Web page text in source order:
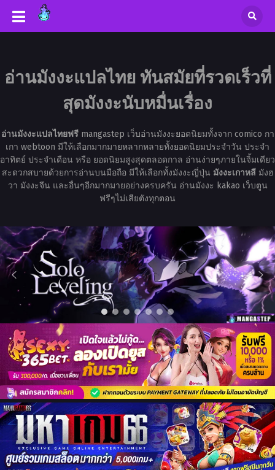
อ่านมังงะแปลไทย ทันสมัยที่รวดเร็วที่
สุดมังงะนับหมื่นเรื่อง
อ่านมังงะแปลไทยฟรีmangastep เว็บอ่านมังงะยอดนิยมทั้งจาก comico กา
เกา webtoon มีให้เลือกมากมายหลากหลายทั้งยอดนิยมประจำวัน ประจำ
อาทิตย์ ประจำเดือน หรือ ยอดนิยมสูงสุดตลอดกาล อ่านง่ายๆภายในจิ้มเดียว
สะดวกสบายด้วยการอ่านบนมือถือ มีให้เลือกทั้งมังงะญี่ปุ่น มังงะเกาหลีมังฮ
วา มังงะจีน และอื่นๆอีกมากมายอย่างครบครัน อ่านมังงะ kakao เว็บตูน
ฟรีๆไม่เสียตังทุกตอน